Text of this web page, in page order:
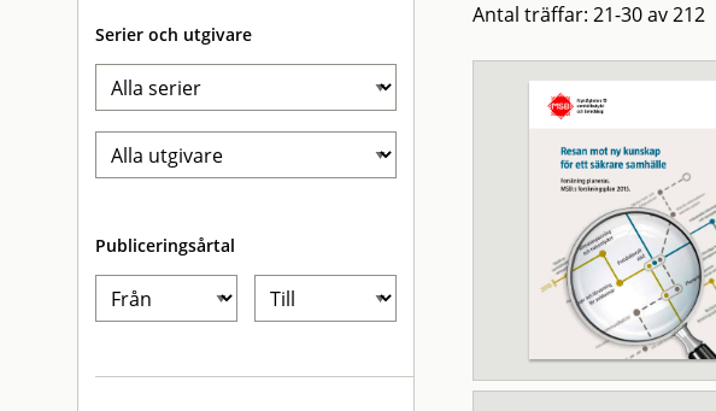
Serier och utgivare
Publiceringsårtal
Antal träffar: 21-30 av 212